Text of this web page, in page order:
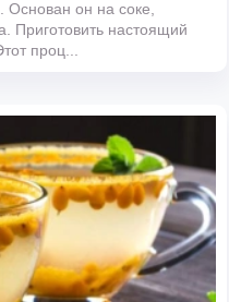
Основан он на соке,
Приготовить настоящий
проц...